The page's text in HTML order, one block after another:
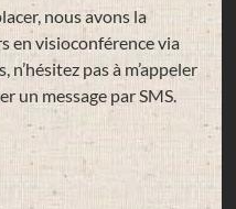
nous avons la
en visioconférence via
pas à m’appeler
un message par SMS.